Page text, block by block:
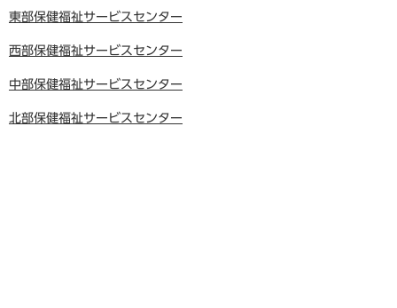
東部保健福祉サービスセンター
西部保健福祉サービスセンター
中部保健福祉サービスセンター
北部保健福祉サービスセンター